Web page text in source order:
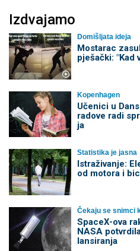
Izdvajamo
Domišljata ideja
Mostarac
pješački: "Kad
Kopenhagen
Učenici u
radove radi
ja
Statistika je jasna
Istraživanje:
od motora i
Čekaju se snimci
SpaceX-ova
NASA
lansiranja